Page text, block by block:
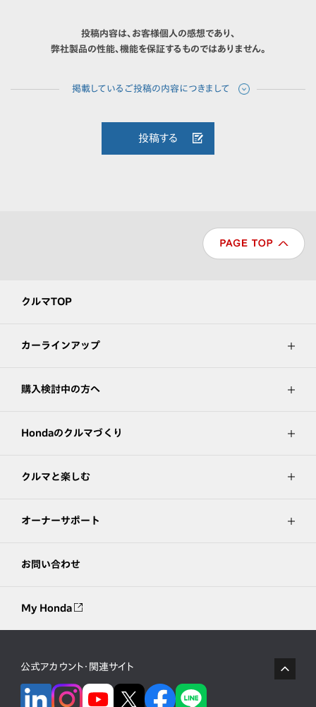
投稿内容は、お客様個人の感想であり、
弊社製品の性能、機能を保証するものではありません。
投稿する
クルマTOP
カーラインアップ
購入検討中の方へ
Hondaのクルマづくり
クルマと楽しむ
オーナーサポート
お問い合わせ
My Honda
公式アカウント・関連サイト